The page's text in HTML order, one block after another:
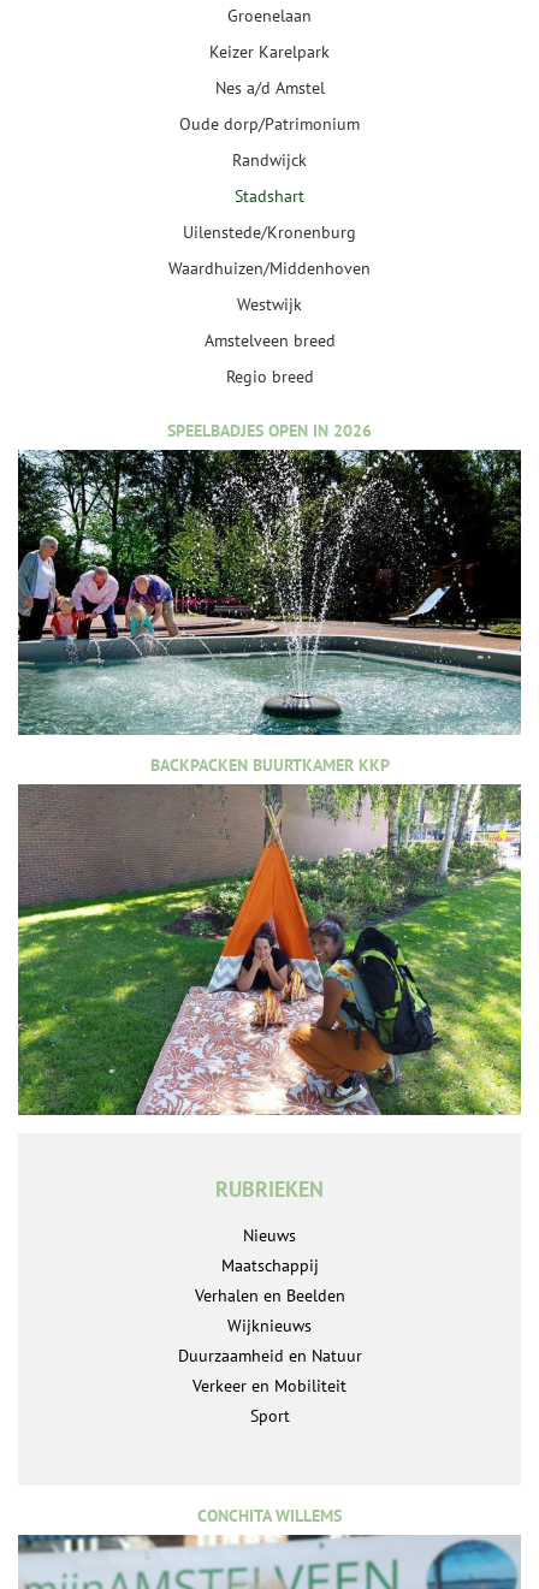
Groenelaan
Keizer Karelpark
Nes a/d Amstel
Oude dorp/Patrimonium
Randwijck
Stadshart
Uilenstede/Kronenburg
Waardhuizen/Middenhoven
Westwijk
Amstelveen breed
Regio breed
SPEELBADJES OPEN IN 2026
BACKPACKEN BUURTKAMER KKP
RUBRIEKEN
Nieuws
Maatschappij
Verhalen en Beelden
Wijknieuws
Duurzaamheid en Natuur
Verkeer en Mobiliteit
Sport
CONCHITA WILLEMS